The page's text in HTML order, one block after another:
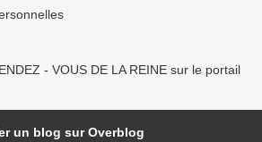
- VOUS DE LA REINE sur le portail
un blog sur Overblog